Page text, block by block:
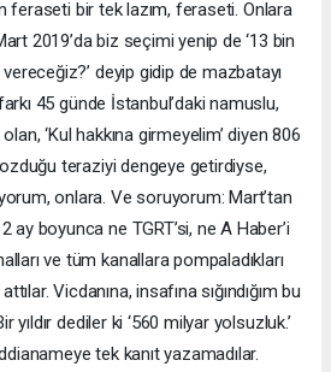
feraseti bir tek lazım, feraseti. Onlara
2019’da biz seçimi yenip de ‘13 bin
deyip gidip de mazbatayı
45 günde İstanbul’daki namuslu,
‘Kul hakkına girmeyelim’ diyen 806
teraziyi dengeye getirdiyse,
onlara. Ve soruyorum: Mart’tan
ay boyunca ne TGRT’si, ne A Haber’i
ve tüm kanallara pompaladıkları
Vicdanına, insafına sığındığım bu
yıldır dediler ki ‘560 milyar yolsuzluk.’
tek kanıt yazamadılar.